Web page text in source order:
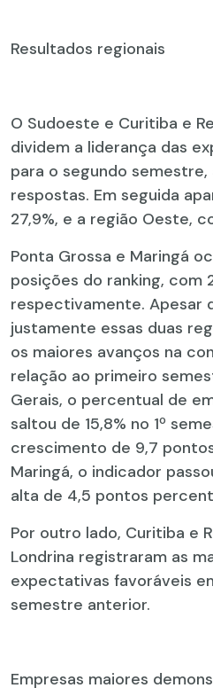
Resultados regionais
O Sudoeste e Curitiba e
dividem a liderança das
para o segundo
respostas. Em seguida
27,9%, e a região Oeste,
Ponta Grossa e Maringá
posições do ranking, com
respectivamente. Apesar
justamente essas duas
os maiores avanços na
relação ao primeiro
Gerais, o percentual de
saltou de 15,8% no 1º
crescimento de 9,7
Maringá, o indicador
alta de 4,5 pontos
Por outro lado, Curitiba e
Londrina registraram as
expectativas favoráveis
semestre anterior.
Empresas maiores